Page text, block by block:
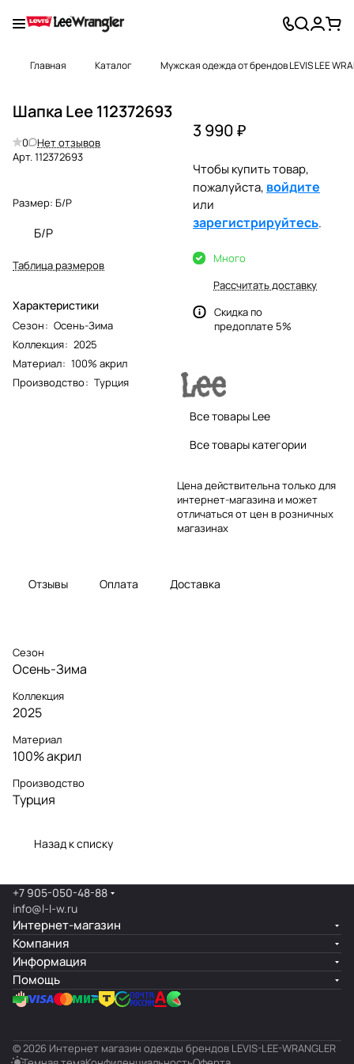
Главная Каталог Мужская одежда от брендов LEVIS LEE
Шапка Lee 112372693
0
Нет отзывов
Арт.112372693
Размер: Б/Р
Б/Р
Таблица размеров
Характеристики
Сезон: Осень-Зима
Коллекция: 2025
Материал: 100% акрил
Производство: Турция
3 990 ₽
Чтобы купить товар,
пожалуйста, войдите
или
зарегистрируйтесь.
Много
Рассчитать доставку
Скидка по
предоплате 5%
Все товары Lee
Все товары категории
Цена действительна только для
интернет-магазина и может
отличаться от цен в розничных
магазинах
Отзывы Оплата Доставка
Сезон
Осень-Зима
Коллекция
2025
Материал
100% акрил
Производство
Турция
Назад к списку
+7 905-050-48-88
info@l-l-w.ru
Интернет-магазин
Компания
Информация
Помощь
© 2026 Интернет магазин одежды брендов LEVIS-LEE-WRANGLER